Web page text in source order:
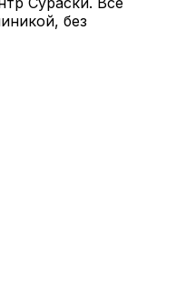
без